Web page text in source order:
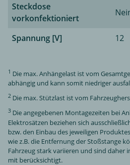
Steckdose
vorkonfektioniert
Spannung [V] 12
1 Die max. Anhängelast ist vom
abhängig und kann somit niedriger
2 Die max. Stützlast ist vom
3 Die angegebenen Montagezeiten bei
Elektrosätzen beziehen sich
bzw. den Einbau des jeweiligen
wie z.B. die Entfernung der Stoßstange
Fahrzeug stark variieren und sind daher
mit berücksichtigt.